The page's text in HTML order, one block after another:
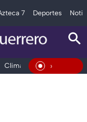
7 Deportes
Clima Deportes En Vivo